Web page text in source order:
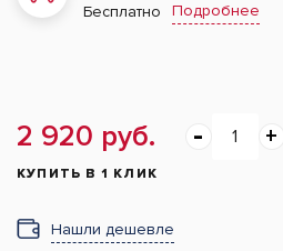
Бесплатно
Подробнее
2 920 руб.
КУПИТЬ В 1 КЛИК
Нашли дешевле